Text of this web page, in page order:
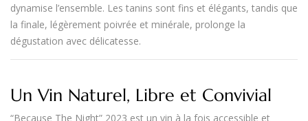
dynamise l’ensemble. Les tanins sont fins et élégants, tandis que
la finale, légèrement poivrée et minérale, prolonge la
dégustation avec délicatesse.
Un Vin Naturel, Libre et Convivial
“Because The Night” 2023 est un vin à la fois accessible et